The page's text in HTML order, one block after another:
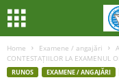
Home Examene / angajări
CONTESTAȚIILOR LA EXAMENUL
RUNOS EXAMENE / ANGAJĂRI